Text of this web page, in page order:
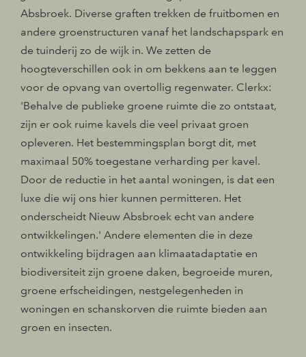
Absbroek. Diverse graften trekken de fruitbomen en
andere groenstructuren vanaf het landschapspark en
de tuinderij zo de wijk in. We zetten de
hoogteverschillen ook in om bekkens aan te leggen
voor de opvang van overtollig regenwater. Clerkx:
'Behalve de publieke groene ruimte die zo ontstaat,
zijn er ook ruime kavels die veel privaat groen
opleveren. Het bestemmingsplan borgt dit, met
maximaal 50% toegestane verharding per kavel.
Door de reductie in het aantal woningen, is dat een
luxe die wij ons hier kunnen permitteren. Het
onderscheidt Nieuw Absbroek echt van andere
ontwikkelingen.' Andere elementen die in deze
ontwikkeling bijdragen aan klimaatadaptatie en
biodiversiteit zijn groene daken, begroeide muren,
groene erfscheidingen, nestgelegenheden in
woningen en schanskorven die ruimte bieden aan
groen en insecten.